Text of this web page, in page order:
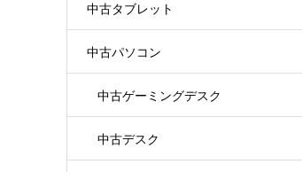
中古タブレット
中古パソコン
中古ゲーミングデスク
中古デスク